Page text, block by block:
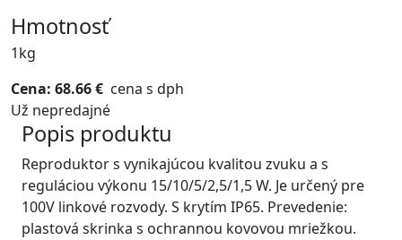
Hmotnosť
1kg
Cena: 68.66 € cena s dph
Už nepredajné
Popis produktu
Reproduktor s vynikajúcou kvalitou zvuku a s
reguláciou výkonu 15/10/5/2,5/1,5 W. Je určený pre
100V linkové rozvody. S krytím IP65. Prevedenie:
plastová skrinka s ochrannou kovovou mriežkou.